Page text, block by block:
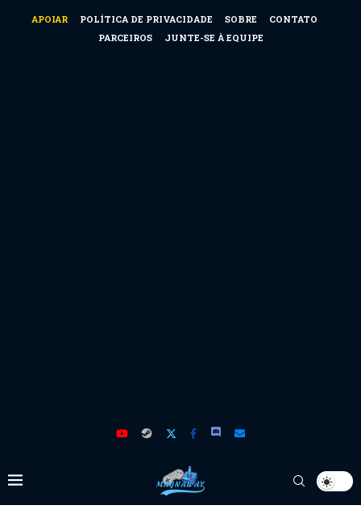
APOIAR POLÍTICA DE PRIVACIDADE SOBRE
CONTATO
PARCEIROS
JUNTE-SE À EQUIPE